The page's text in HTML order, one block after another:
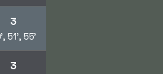
3
51', 55'
3